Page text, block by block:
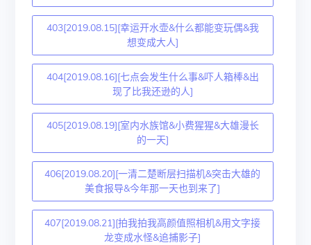
403[2019.08.15][幸运开水壶&什么都能变玩偶&我
想变成大人]
404[2019.08.16][七点会发生什么事&吓人箱棒&出
现了比我还逊的人]
405[2019.08.19][室内水族馆&小费猩猩&大雄漫长
的一天]
406[2019.08.20][一清二楚断层扫描机&突击大雄的
美食报导&今年那一天也到来了]
407[2019.08.21][拍我拍我高颜值照相机&用文字接
龙变成水怪&追捕影子]